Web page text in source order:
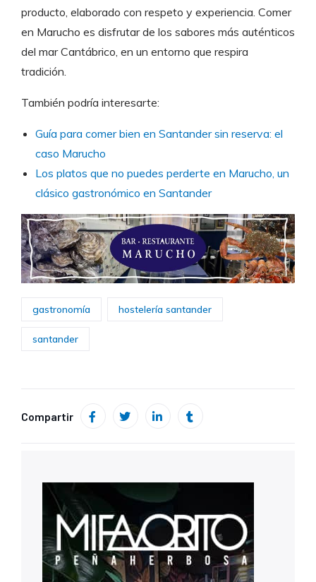
producto, elaborado con respeto y experiencia. Comer
en Marucho es disfrutar de los sabores más auténticos
del mar Cantábrico, en un entorno que respira
tradición.
También podría interesarte:
Guía para comer bien en Santander sin reserva: el
caso Marucho
Los platos que no puedes perderte en Marucho, un
clásico gastronómico en Santander
gastronomía hostelería santander
santander
Compartir